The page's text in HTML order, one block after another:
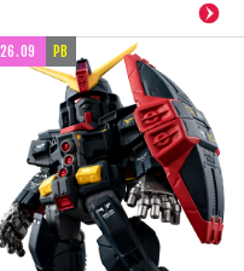
PB